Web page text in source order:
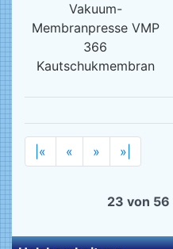
Vakuum-
Membranpresse VMP
366
Kautschukmembran
|« « » »|
23 von 56